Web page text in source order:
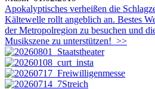
Apokalyptisches verheißen die
Kältewelle rollt angeblich an. Bestes
der Metropolregion zu besuchen und
Musikszene zu unterstützen! >>